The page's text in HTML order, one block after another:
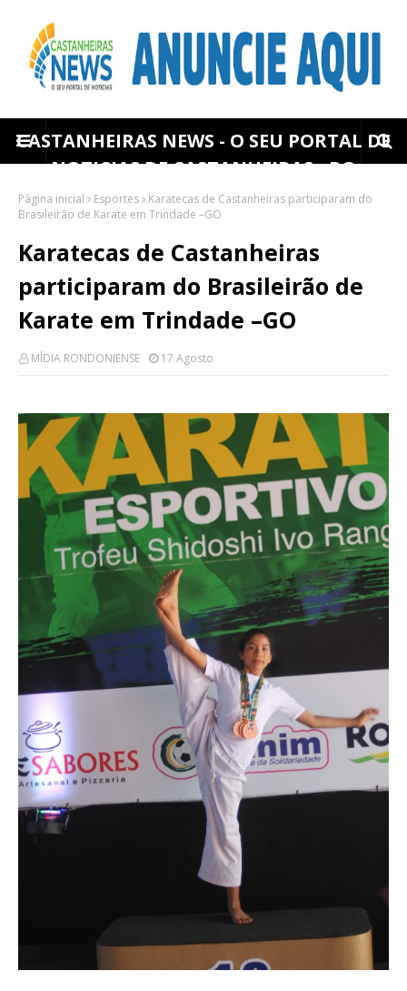
CASTANHEIRAS NEWS - O SEU PORTAL DE
NOTICIAS DE CASTANHEIRAS - RO
Página inicial Esportes
Karatecas de Castanheiras participaram do
Brasileirão de Karate em Trindade –GO
Karatecas de Castanheiras
participaram do Brasileirão de
Karate em Trindade –GO
MÍDIA RONDONIENSE 17 Agosto